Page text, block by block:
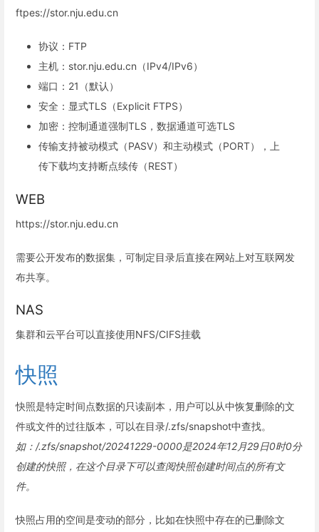
ftpes://stor.nju.edu.cn
协议：FTP
主机：stor.nju.edu.cn（IPv4/IPv6）
端口：21（默认）
安全：显式TLS（Explicit FTPS）
加密：控制通道强制TLS，数据通道可选TLS
传输支持被动模式（PASV）和主动模式（PORT），上
传下载均支持断点续传（REST）
WEB
https://stor.nju.edu.cn
需要公开发布的数据集，可制定目录后直接在网站上对互联网发
布共享。
NAS
集群和云平台可以直接使用NFS/CIFS挂载
快照
快照是特定时间点数据的只读副本，用户可以从中恢复删除的文
件或文件的过往版本，可以在目录/.zfs/snapshot中查找。
如：/.zfs/snapshot/20241229-0000是2024年12月29日0时0分
创建的快照，在这个目录下可以查阅快照创建时间点的所有文
件。
快照占用的空间是变动的部分，比如在快照中存在的已删除文